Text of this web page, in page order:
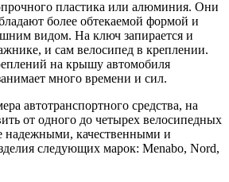
пластика или алюминия. Они
более обтекаемой формой и
видом. На ключ запирается и
и сам велосипед в креплении.
на крышу автомобиля
много времени и сил.
автотранспортного средства, на
от одного до четырех велосипедных
надежными, качественными и
следующих марок: Menabo, Nord,